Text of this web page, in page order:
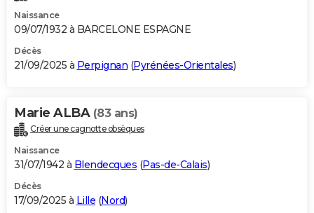
Naissance
09/07/1932 à BARCELONE ESPAGNE
Décès
21/09/2025 à Perpignan (Pyrénées-Orientales)
Marie ALBA (83 ans)
Créer une cagnotte obsèques
Naissance
31/07/1942 à Blendecques (Pas-de-Calais)
Décès
17/09/2025 à Lille (Nord)